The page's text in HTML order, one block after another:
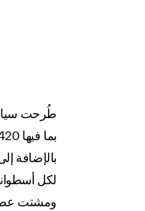
ومشتت